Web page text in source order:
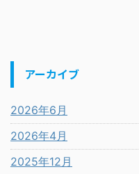
アーカイブ
2026年6月
2026年4月
2025年12月